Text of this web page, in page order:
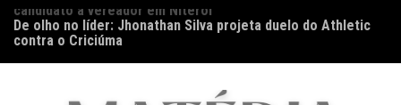
para
conteúdo
De olho no líder: Jhonathan Silva projeta duelo do Athletic
contra o Criciúma